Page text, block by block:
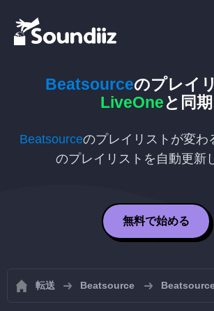
Beatsourceのプレイ
LiveOneと同期
Beatsourceのプレイリストが変わ
のプレイリストを自動更新
無料で始める
転送 Beatsource